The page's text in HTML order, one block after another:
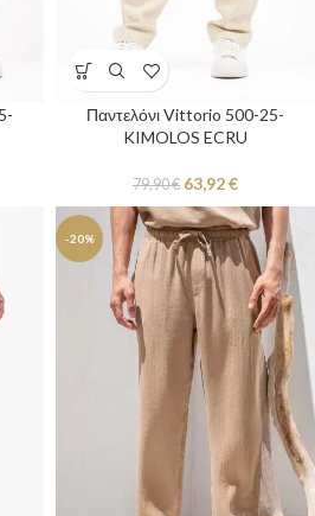
Παντελόνι Vittorio 500-25-
KIMOLOS ECRU
79,90€ 63,92€
-20%